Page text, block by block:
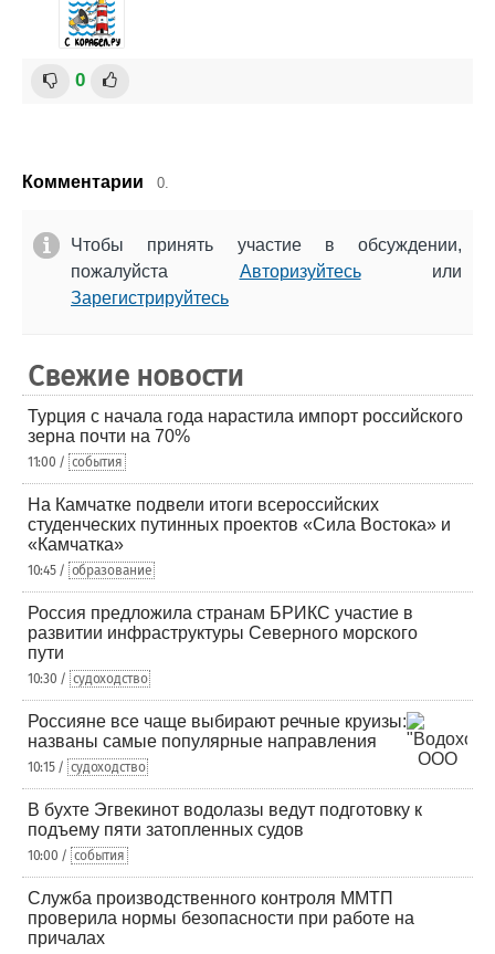
0
Комментарии 0.
Чтобы принять участие в обсуждении,
пожалуйста Авторизуйтесьили
Зарегистрируйтесь
Свежие новости
Турция с начала года нарастила импорт российского
зерна почти на 70%
11:00 / события
На Камчатке подвели итоги всероссийских
студенческих путинных проектов «Сила Востока» и
«Камчатка»
10:45 / образование
Россия предложила странам БРИКС участие в
развитии инфраструктуры Северного морского
пути
10:30 / судоходство
Россияне все чаще выбирают речные круизы:
названы самые популярные направления
10:15 / судоходство
В бухте Эгвекинот водолазы ведут подготовку к
подъему пяти затопленных судов
10:00 / события
Служба производственного контроля ММТП
проверила нормы безопасности при работе на
причалах